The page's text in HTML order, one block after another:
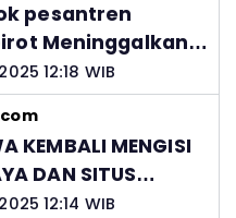
pesantren
Meninggalkan
Mantan
Bertanggung
12:18 WIB
KEMBALI MENGISI
DAN SITUS
12:14 WIB